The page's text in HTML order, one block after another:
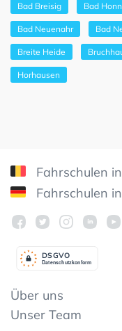
Bad Breisig Bad
Bad Neuenahr Bad
Breite Heide
Horhausen
Fahrschulen
Fahrschulen
Datenschutzkonform
DSGVO
Über uns
Unser Team